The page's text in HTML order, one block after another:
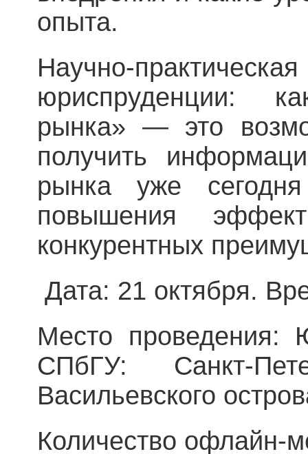
опыта.
Научно-
юриспруденции:
рынка» — это
получить
рынка уже
повышения
конкурентных
Дата: 21 октября.
Место проведения:
СПбГУ: Санкт-
Васильевского
Количество офлайн-